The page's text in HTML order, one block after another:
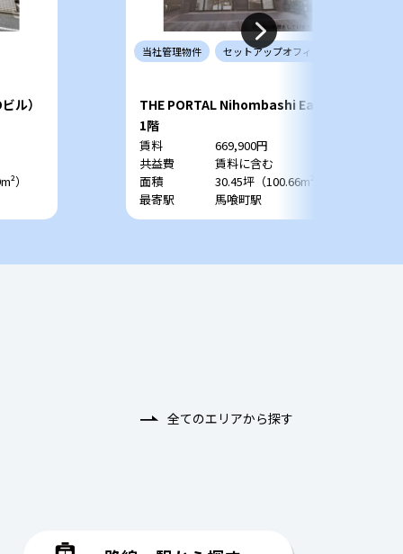
ル）
）
当社管理物件 セットアップオフィス
THE PORTAL Nihombashi East
1階
賃料
669,900円
共益費
賃料に含む
面積
30.45坪（100.66m²）
最寄駅
馬喰町駅
全てのエリアから探す